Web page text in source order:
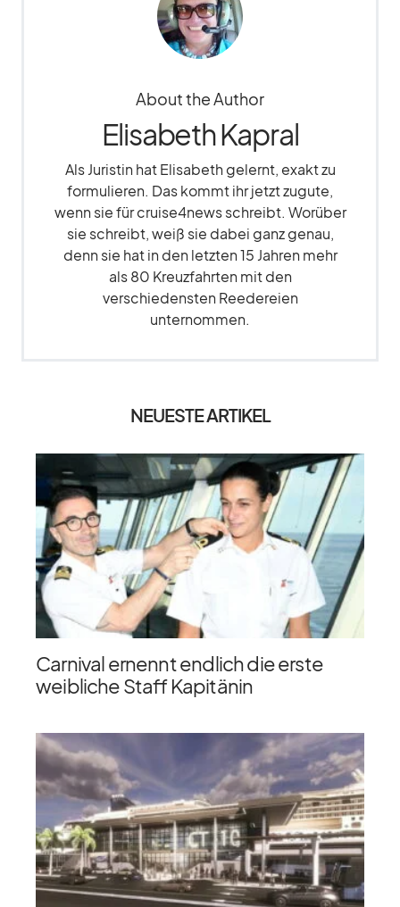
About the Author
Elisabeth Kapral
Als Juristin hat Elisabeth gelernt, exakt zu
formulieren. Das kommt ihr jetzt zugute,
wenn sie für cruise4news schreibt. Worüber
sie schreibt, weiß sie dabei ganz genau,
denn sie hat in den letzten 15 Jahren mehr
als 80 Kreuzfahrten mit den
verschiedensten Reedereien
unternommen.
NEUESTE ARTIKEL
Carnival ernennt endlich die erste
weibliche Staff Kapitänin